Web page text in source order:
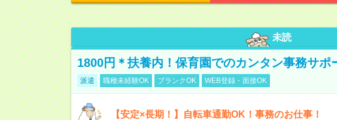
未読
1800円＊扶養内！保育園でのカンタン事務サポ
派遣 職種未経験OK ブランクOK WEB登録・面接OK
【安定×長期！】自転車通勤OK！事務のお仕事！